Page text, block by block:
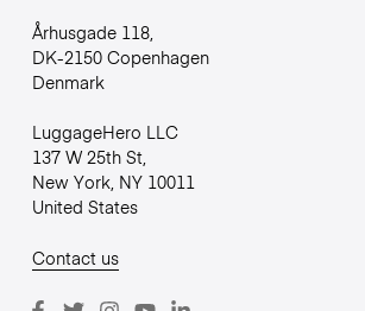
Århusgade 118,
DK-2150 Copenhagen
Denmark
LuggageHero LLC
137 W 25th St,
New York, NY 10011
United States
Contact us